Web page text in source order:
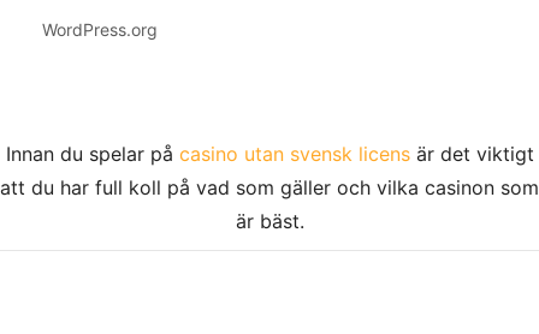
WordPress.org
Innan du spelar på casino utan svensk licensär det viktigt
att du har full koll på vad som gäller och vilka casinon som
är bäst.